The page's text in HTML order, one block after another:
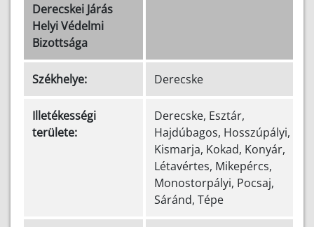
Derecskei Járás
Helyi Védelmi
Bizottsága
Székhelye: Derecske
Illetékességi
területe:
Derecske, Esztár,
Hajdúbagos, Hosszúpályi,
Kismarja, Kokad, Konyár,
Létavértes, Mikepércs,
Monostorpályi, Pocsaj,
Sáránd, Tépe